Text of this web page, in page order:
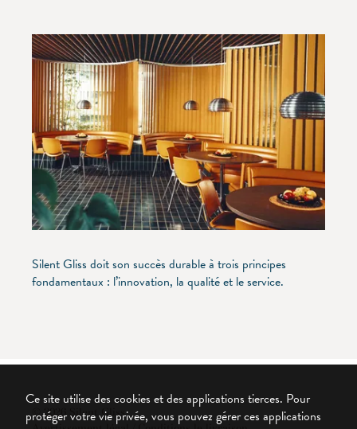
Silent Gliss doit son succès durable à trois principes
fondamentaux : l’innovation, la qualité et le service.
© 2026 Silent Gliss
Ce site utilise des cookies et des applications tierces. Pour
protéger votre vie privée, vous pouvez gérer ces applications